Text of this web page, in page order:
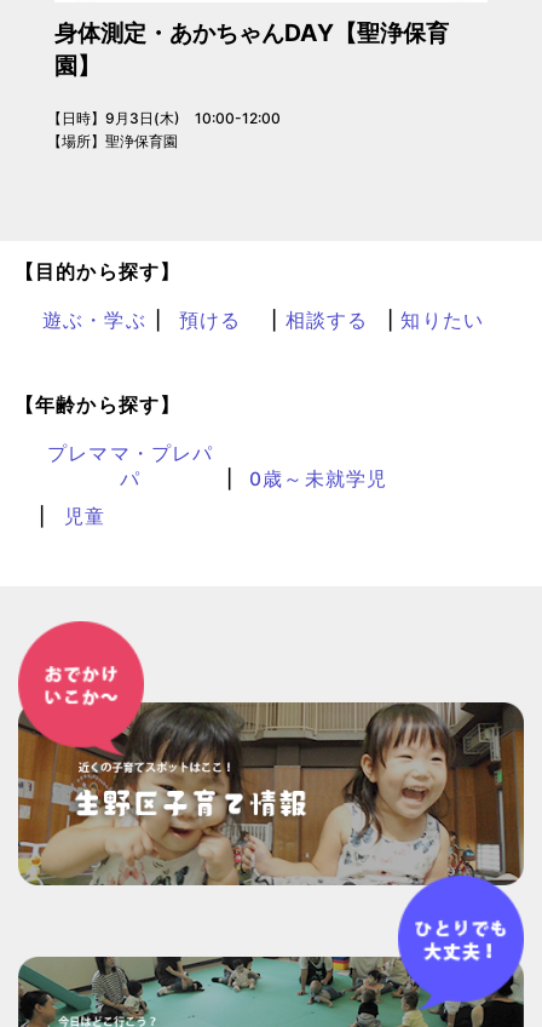
身体測定・あかちゃんDAY【聖浄保育
園】
【日時】9月3日(木) 10:00-12:00
【場所】聖浄保育園
【目的から探す】
遊ぶ・学ぶ 預ける 相談する 知りたい
【年齢から探す】
プレママ・プレパ
パ
0歳～未就学児
児童